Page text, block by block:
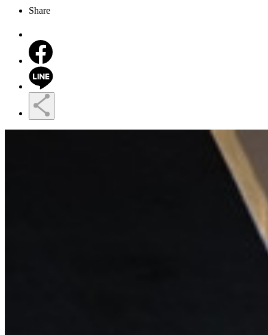
Share